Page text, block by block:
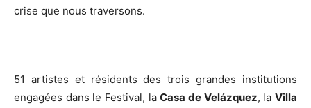
crise que nous traversons.
51 artistes et résidents des trois grandes institutions
engagées dans le Festival, laCasa de Velázquez, laVilla